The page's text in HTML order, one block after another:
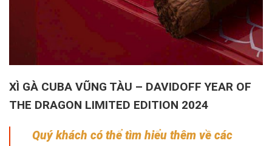
XÌ GÀ CUBA VŨNG TÀU – DAVIDOFF YEAR OF
THE DRAGON LIMITED EDITION 2024
Quý khách có thể tìm hiểu thêm về các